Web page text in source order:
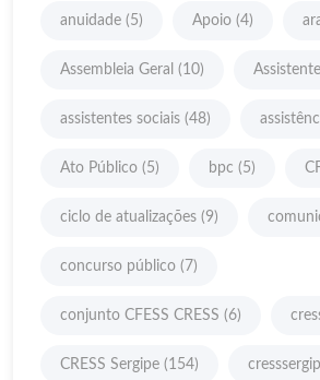
anuidade (5) Apoio (4)
Assembleia Geral (10)
assistentes sociais (48)
Ato Público (5) bpc (5)
ciclo de atualizações (9)
concurso público (7)
conjunto CFESS CRESS (6)
CRESS Sergipe (154)